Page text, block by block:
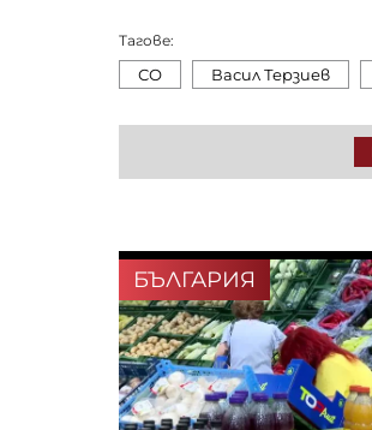
Тагове:
СО Васил Терзиев
БЪЛГАРИЯ